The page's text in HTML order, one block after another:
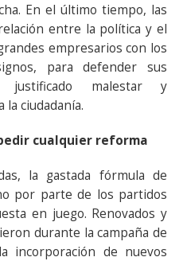
En el último tiempo, las
entre la política y el
empresarios con los
para defender sus
malestar y
la ciudadanía.
cualquier reforma
la gastada fórmula de
por parte de los partidos
en juego. Renovados y
durante la campaña de
incorporación de nuevos